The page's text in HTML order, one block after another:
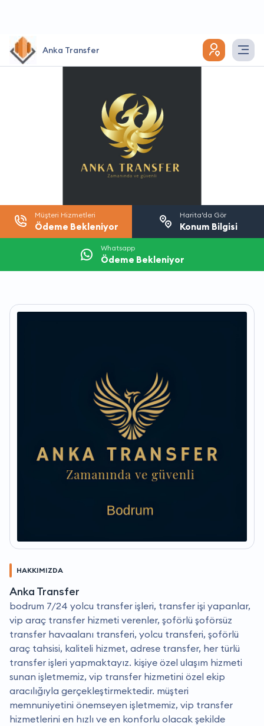
Anka Transfer
Müşteri Hizmetleri
Ödeme Bekleniyor
Harita’da Gör
Konum Bilgisi
Whatsapp
Ödeme Bekleniyor
HAKKIMIZDA
Anka Transfer
bodrum 7/24 yolcu transfer işleri, transfer işi yapanlar,
vip araç transfer hizmeti verenler, şoförlü şoförsüz
transfer havaalanı transferi, yolcu transferi, şoförlü
araç tahsisi, kaliteli hizmet, adrese transfer, her türlü
transfer işleri yapmaktayız. kişiye özel ulaşım hizmeti
sunan işletmemiz, vip transfer hizmetini özel ekip
aracılığıyla gerçekleştirmektedir. müşteri
memnuniyetini önemseyen işletmemiz, vip transfer
hizmetlerini en hızlı ve en konforlu olacak şekilde